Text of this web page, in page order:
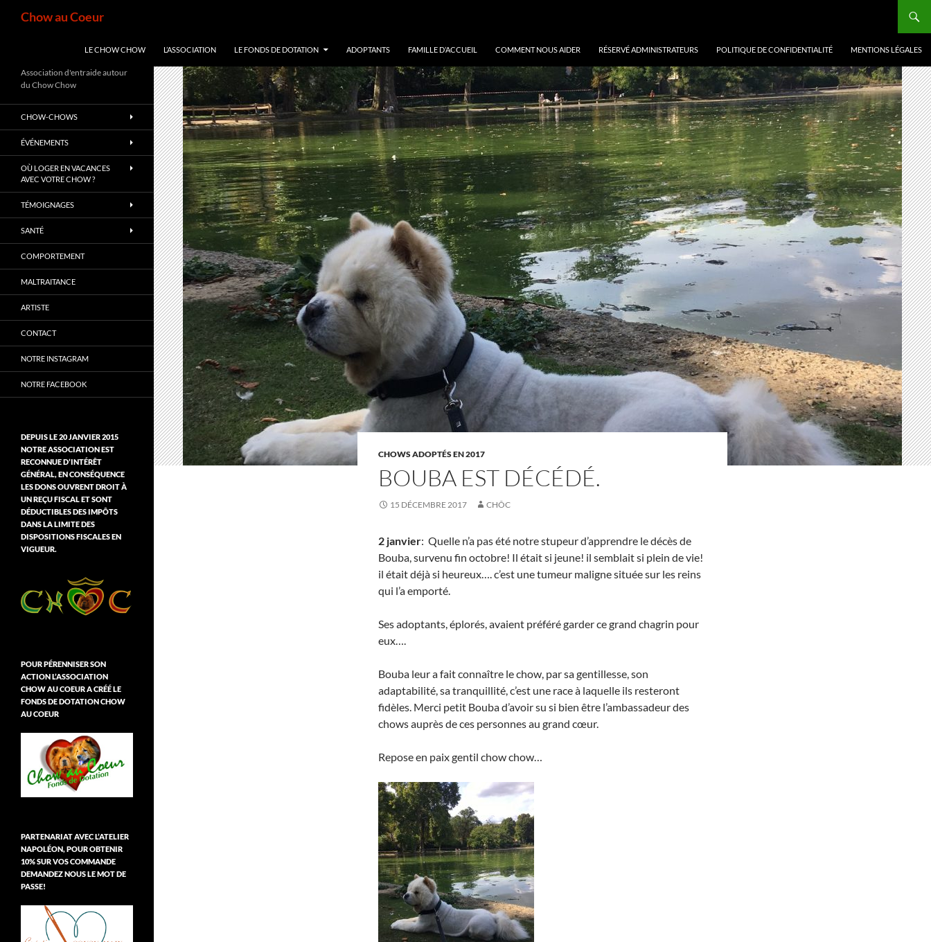
Chow au Coeur
LE CHOW CHOW L’ASSOCIATION LE FONDS DE DOTATION ADOPTANTS FAMILLE D’ACCUEIL COMMENT NOUS AIDER RÉSERVÉ ADMINISTRATEURS POLITIQUE DE CONFIDENTIALITÉ MENTIONS LÉGALES
CHOWS ADOPTÉS EN 2017
BOUBA EST DÉCÉDÉ.
15 DÉCEMBRE 2017 CHÔC
2 janvier: Quelle n’a pas été notre stupeur d’apprendre le décès de
Bouba, survenu fin octobre! Il était si jeune! il semblait si plein de vie!
il était déjà si heureux…. c’est une tumeur maligne située sur les reins
qui l’a emporté.
Ses adoptants, éplorés, avaient préféré garder ce grand chagrin pour
eux….
Bouba leur a fait connaître le chow, par sa gentillesse, son
adaptabilité, sa tranquillité, c’est une race à laquelle ils resteront
fidèles. Merci petit Bouba d’avoir su si bien être l’ambassadeur des
chows auprès de ces personnes au grand cœur.
Repose en paix gentil chow chow…
Association d'entraide autour
du Chow Chow
CHOW-CHOWS
ÉVÉNEMENTS
OÙ LOGER EN VACANCES
AVEC VOTRE CHOW ?
TÉMOIGNAGES
SANTÉ
COMPORTEMENT
MALTRAITANCE
ARTISTE
CONTACT
NOTRE INSTAGRAM
NOTRE FACEBOOK
DEPUIS LE 20 JANVIER 2015
NOTRE ASSOCIATION EST
RECONNUE D’INTÉRÊT
GÉNÉRAL, EN CONSÉQUENCE
LES DONS OUVRENT DROIT À
UN REÇU FISCAL ET SONT
DÉDUCTIBLES DES IMPÔTS
DANS LA LIMITE DES
DISPOSITIONS FISCALES EN
VIGUEUR.
POUR PÉRENNISER SON
ACTION L’ASSOCIATION
CHOW AU COEUR A CRÉÉ LE
FONDS DE DOTATION CHOW
AU COEUR
PARTENARIAT AVEC L’ATELIER
NAPOLÉON, POUR OBTENIR
10% SUR VOS COMMANDE
DEMANDEZ NOUS LE MOT DE
PASSE!